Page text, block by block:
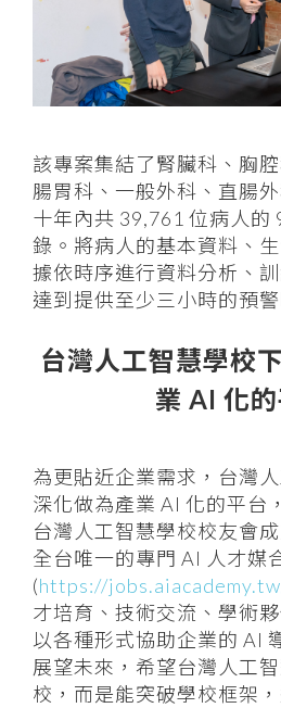
該專案集結了腎臟科、胸
腸胃科、一般外科、直腸
十年內共 39,761 位病人的
錄。將病人的基本資料、
據依時序進行資料分析、
達到提供至少三小時的預
台灣人工智慧學校
業 AI 化
為更貼近企業需求，台灣
深化做為產業 AI 化的平台
台灣人工智慧學校校友會
全台唯一的專門 AI 人才媒
(https://
才培育、技術交流、學術
以各種形式協助企業的 AI
展望未來，希望台灣人工
校，而是能突破學校框架